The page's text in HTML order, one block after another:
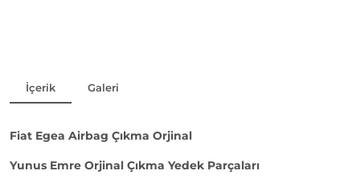
İçerik Galeri
Fiat Egea Airbag Çıkma Orjinal
Yunus Emre Orjinal Çıkma Yedek Parçaları